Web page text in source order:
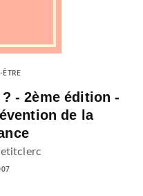
- 2ème édition -
de la